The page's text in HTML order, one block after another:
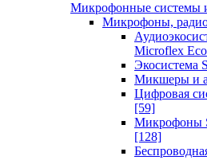
Микрофонные системы
Микрофоны,
Microflex
Экосистема
Микшеры и
Цифровая
[59]
Микрофоны
[128]